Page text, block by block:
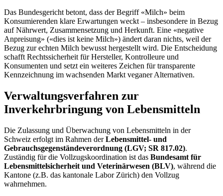
Das Bundesgericht betont, dass der Begriff «Milch» beim
Konsumierenden klare Erwartungen weckt – insbesondere in Bezug
auf Nährwert, Zusammensetzung und Herkunft. Eine «negative
Anpreisung» («dies ist keine Milch») ändert daran nichts, weil der
Bezug zur echten Milch bewusst hergestellt wird. Die Entscheidung
schafft Rechtssicherheit für Hersteller, Kontrolleure und
Konsumenten und setzt ein weiteres Zeichen für transparente
Kennzeichnung im wachsenden Markt veganer Alternativen.
Verwaltungsverfahren zur
Inverkehrbringung von Lebensmitteln
Die Zulassung und Überwachung von Lebensmitteln in der
Schweiz erfolgt im Rahmen derLebensmittel- und
Gebrauchsgegenständeverordnung (LGV; SR 817.02).
Zuständig für die Vollzugskoordination ist das Bundesamt für
Lebensmittelsicherheit und Veterinärwesen (BLV), während die
Kantone (z.B. das kantonale Labor Zürich) den Vollzug
wahrnehmen.